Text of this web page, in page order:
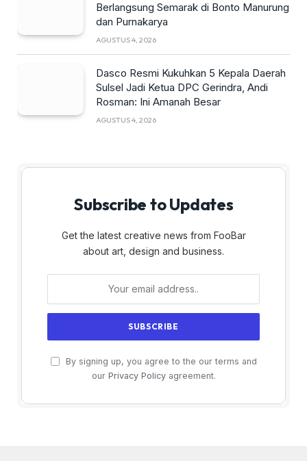
Berlangsung Semarak di Bonto Manurung
dan Purnakarya
AGUSTUS 4, 2026
Dasco Resmi Kukuhkan 5 Kepala Daerah
Sulsel Jadi Ketua DPC Gerindra, Andi
Rosman: Ini Amanah Besar
AGUSTUS 4, 2026
Subscribe to Updates
Get the latest creative news from FooBar
about art, design and business.
By signing up, you agree to the our terms and
our Privacy Policyagreement.